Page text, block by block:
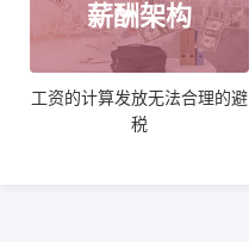
薪酬架构
工资的计算发放无法合理的避
税